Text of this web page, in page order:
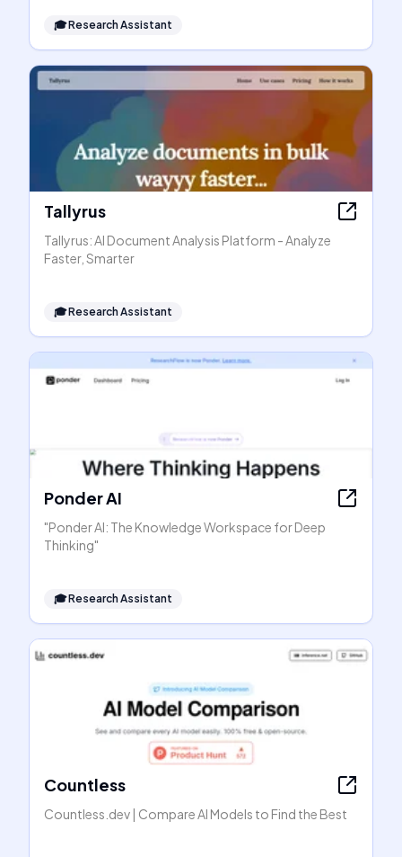
🎓Research Assistant
Tallyrus
Tallyrus: AI Document Analysis Platform - Analyze
Faster, Smarter
🎓Research Assistant
Ponder AI
"Ponder AI: The Knowledge Workspace for Deep
Thinking"
🎓Research Assistant
Countless
Countless.dev | Compare AI Models to Find the Best